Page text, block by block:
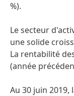
%).
Le secteur
une solide
La rentabilité
(année
Au 30 juin 2019,